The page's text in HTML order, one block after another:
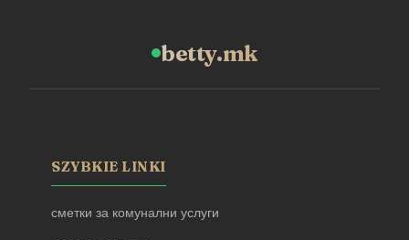
betty.mk
SZYBKIE LINKI
сметки за комунални услуги